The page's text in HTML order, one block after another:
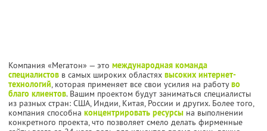
Компания «Мегатон» — это международная команда
специалистов в самых широких областях высоких интернет-
технологий, которая применяет все свои усилия на работуво
благо клиентов. Вашим проектом будут заниматься специалисты
из разных стран: США, Индии, Китая, России и других. Более того,
компания способна концентрировать ресурсы на выполнении
конкретного проекта, что позволяет смело делать фирменные